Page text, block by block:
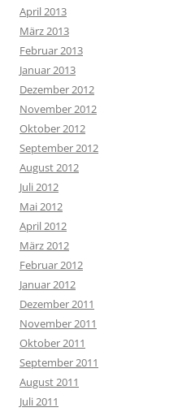
April 2013
März 2013
Februar 2013
Januar 2013
Dezember 2012
November 2012
Oktober 2012
September 2012
August 2012
Juli 2012
Mai 2012
April 2012
März 2012
Februar 2012
Januar 2012
Dezember 2011
November 2011
Oktober 2011
September 2011
August 2011
Juli 2011